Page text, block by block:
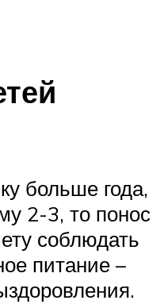
больше года,
2-3, то понос
соблюдать
питание –